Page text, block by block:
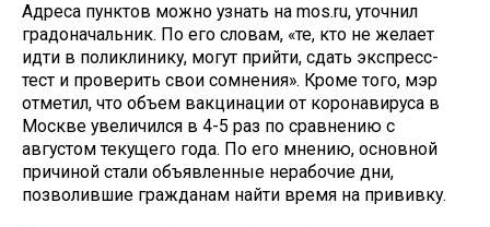
Адреса пунктов можно узнать на mos.ru, уточнил
градоначальник. По его словам, «те, кто не желает
идти в поликлинику, могут прийти, сдать экспресс-
тест и проверить свои сомнения». Кроме того, мэр
отметил, что объем вакцинации от коронавируса в
Москве увеличился в 4-5 раз по сравнению с
августом текущего года. По его мнению, основной
причиной стали объявленные нерабочие дни,
позволившие гражданам найти время на прививку.